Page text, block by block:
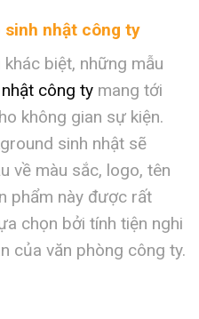
nhật công ty
biệt, những mẫu
công ty mang tới
không gian sự kiện.
sinh nhật sẽ
về màu sắc, logo, tên
phẩm này được rất
chọn bởi tính tiện nghi
của văn phòng công ty.